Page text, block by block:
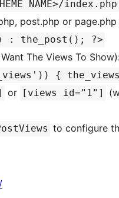
NAME>/index.php
post.php or page.php
: the_post(); ?>
The Views To
{
or [views id="1"]
to configure